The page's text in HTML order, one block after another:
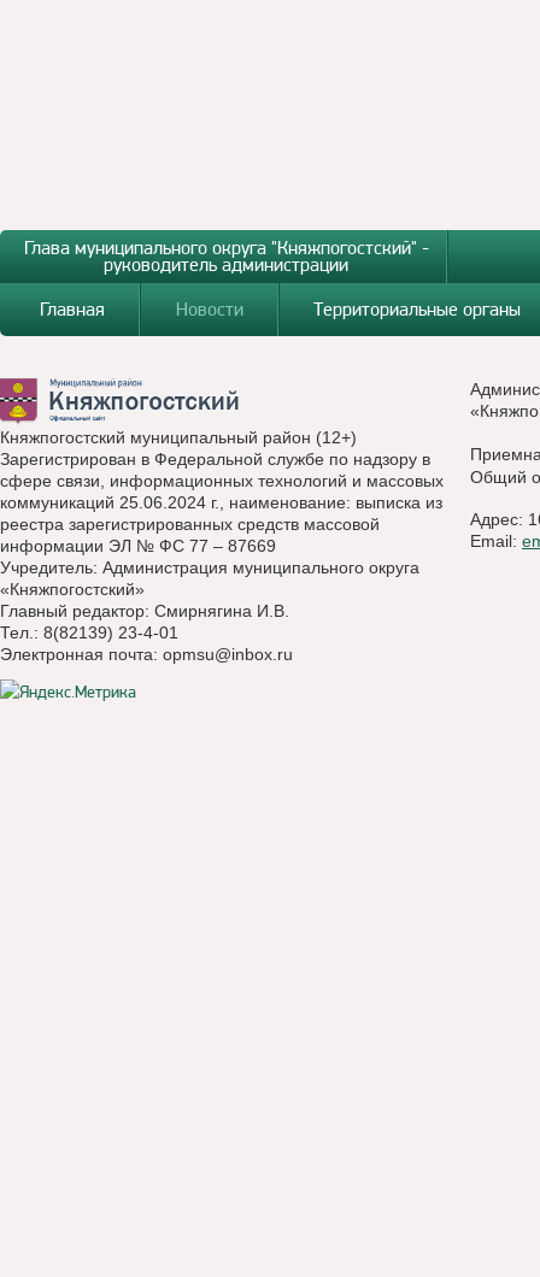
Глава муниципального округа "Княжпогостский" -
руководитель администрации
Главная
Новости Территориальные органы
Княжпогостский муниципальный район (12+)
Зарегистрирован в Федеральной службе по надзору в
сфере связи, информационных технологий и массовых
коммуникаций 25.06.2024 г., наименование: выписка из
реестра зарегистрированных средств массовой
информации ЭЛ № ФС 77 – 87669
Учредитель: Администрация муниципального округа
«Княжпогостский»
Главный редактор: Смирнягина И.В.
Тел.: 8(82139) 23-4-01
Электронная почта: opmsu@inbox.ru
Общий
Адрес:
Email: